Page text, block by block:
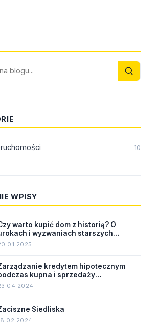
10
WPISY
warto kupić dom z historią? O
i wyzwaniach starszych
kredytem hipotecznym
kupna i sprzedaży
Siedliska